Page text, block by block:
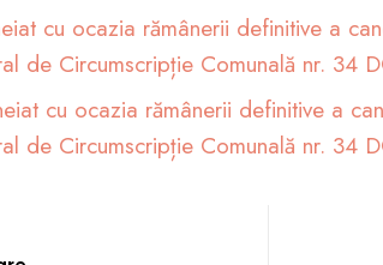
verbal
cu ocazia rămânerii definitive a
de Circumscripție Comunală nr. 34
cu ocazia rămânerii definitive a
de Circumscripție Comunală nr. 34